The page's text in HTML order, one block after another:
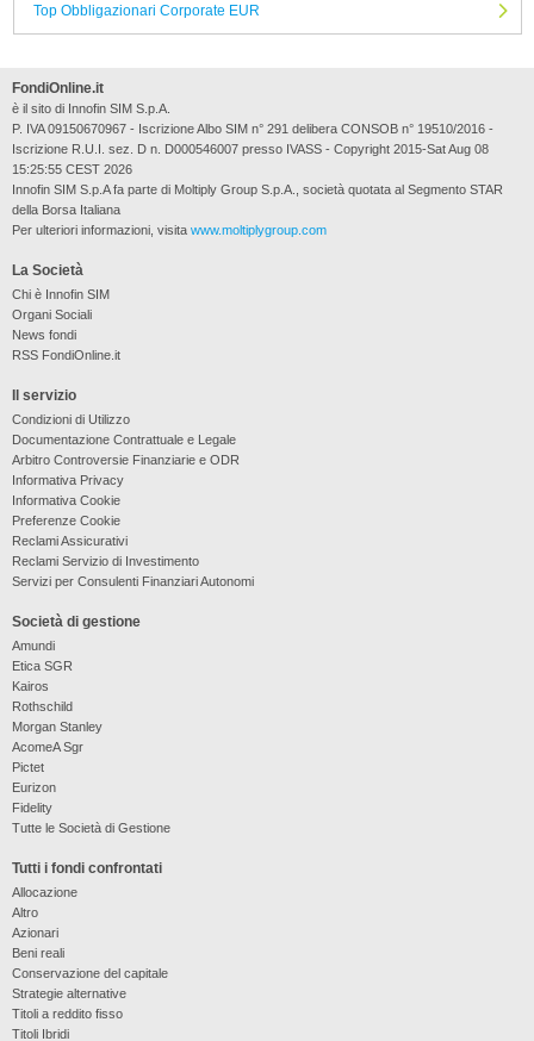
Top Obbligazionari Corporate EUR
La Società
Chi è Innofin SIM
Organi Sociali
News fondi
RSS FondiOnline.it
Il servizio
Condizioni di Utilizzo
Documentazione Contrattuale e Legale
Arbitro Controversie Finanziarie e ODR
Informativa Privacy
Informativa Cookie
Preferenze Cookie
Reclami Assicurativi
Reclami Servizio di Investimento
Servizi per Consulenti Finanziari Autonomi
Società di gestione
Amundi
Etica SGR
Kairos
Rothschild
Morgan Stanley
AcomeA Sgr
Pictet
Eurizon
Fidelity
Tutte le Società di Gestione
Tutti i fondi confrontati
Allocazione
Altro
Azionari
Beni reali
Conservazione del capitale
Strategie alternative
Titoli a reddito fisso
Titoli Ibridi
FondiOnline.it
è il sito di Innofin SIM S.p.A.
P. IVA 09150670967 - Iscrizione Albo SIM n° 291 delibera CONSOB n° 19510/2016 -
Iscrizione R.U.I. sez. D n. D000546007 presso IVASS - Copyright 2015-Sat Aug 08
15:25:55 CEST 2026
Innofin SIM S.p.A fa parte di Moltiply Group S.p.A., società quotata al Segmento STAR
della Borsa Italiana
Per ulteriori informazioni, visita www.moltiplygroup.com